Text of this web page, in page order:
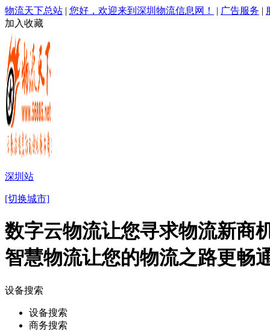
物流天下总站 | 您好，欢迎来到深圳物流信息网！ | 广告服务 |
加入收藏
深圳站
[切换城市]
数字云物流让您寻求物流新商
智慧物流让您的物流之路更畅
设备搜索
设备搜索
商务搜索